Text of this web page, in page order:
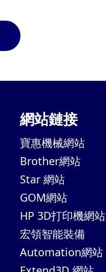
網站鏈接
寶惠機械網站
Brother網站
Star 網站
GOM網站
HP 3D打印機網站
宏領智能裝備
Automation網站